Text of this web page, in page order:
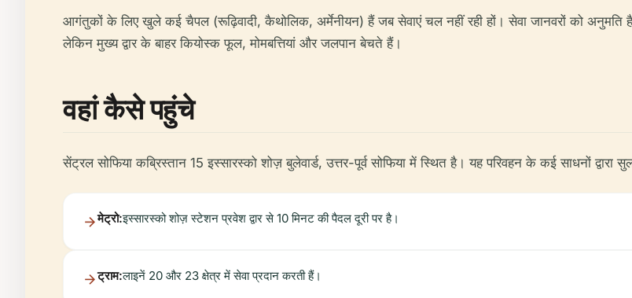
आगंतुकों के लिए खुले कई चैपल (रूढ़िवादी, कैथोलिक, अर्मेनीयन) हैं जब सेवाएं चल नहीं रही हों। सेवा जानवरों को
लेकिन मुख्य द्वार के बाहर कियोस्क फूल, मोमबत्तियां और जलपान बेचते हैं।
वहां कैसे पहुंचे
सेंट्रल सोफिया कब्रिस्तान 15 इस्सारस्को शोज़ बुलेवार्ड, उत्तर-पूर्व सोफिया में स्थित है। यह परिवहन के कई साधनों द्वारा
मेट्रो:इस्सारस्को शोज़ स्टेशन प्रवेश द्वार से 10 मिनट की पैदल दूरी पर है।
ट्राम:लाइनें 20 और 23 क्षेत्र में सेवा प्रदान करती हैं।